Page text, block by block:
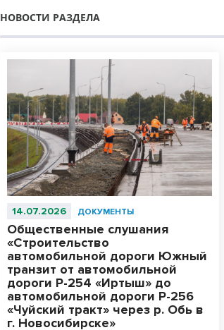
НОВОСТИ РАЗДЕЛА
14.07.2026 ДОКУМЕНТЫ
Общественные слушания
«Строительство
автомобильной дороги Южный
транзит от автомобильной
дороги Р-254 «Иртыш» до
автомобильной дороги Р-256
«Чуйский тракт» через р. Обь в
г. Новосибирске»